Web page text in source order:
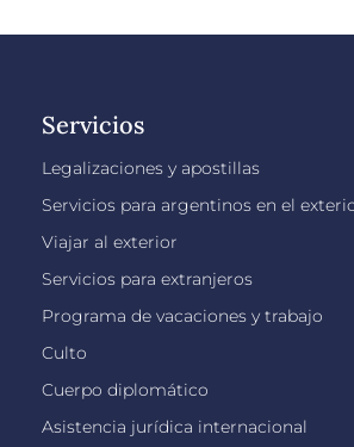
Servicios
Legalizaciones y apostillas
Servicios para argentinos en el
Viajar al exterior
Servicios para extranjeros
Programa de vacaciones y trabajo
Culto
Cuerpo diplomático
Asistencia jurídica internacional